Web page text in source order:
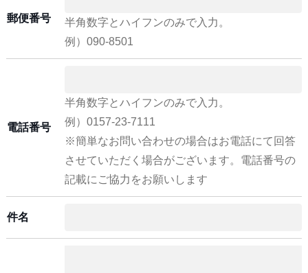
郵便番号
半角数字とハイフンのみで入力。
例）090-8501
電話番号
半角数字とハイフンのみで入力。
例）0157-23-7111
※簡単なお問い合わせの場合はお電話にて回答
させていただく場合がございます。電話番号の
記載にご協力をお願いします
件名